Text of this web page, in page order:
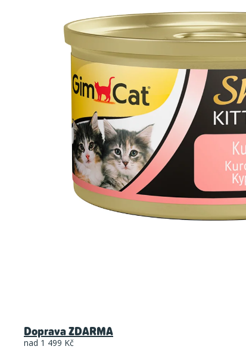
Doprava ZDARMA
nad 1 499 Kč